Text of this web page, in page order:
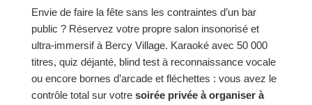
Envie de faire la fête sans les contraintes d’un bar
public ? Réservez votre propre salon insonorisé et
ultra-immersif à Bercy Village. Karaoké avec 50 000
titres, quiz déjanté, blind test à reconnaissance vocale
ou encore bornes d’arcade et fléchettes : vous avez le
contrôle total sur votre soirée privée à organiser à